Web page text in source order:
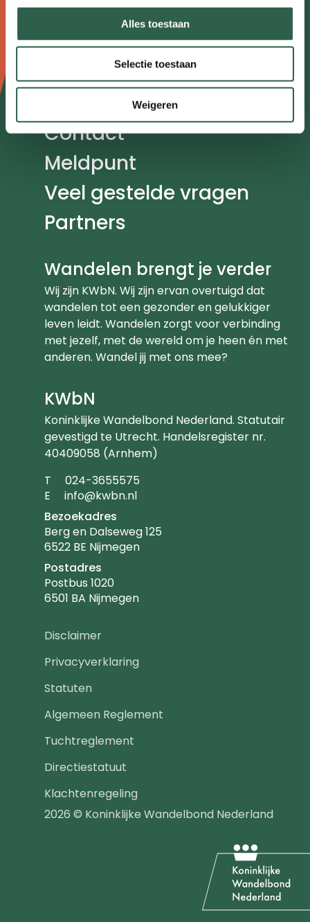
Alles toestaan
Selectie toestaan
Weigeren
Nieuws
Agenda
Kennisplein
Contact
Meldpunt
Veel gestelde vragen
Partners
Wandelen brengt je verder
Wij zijn KWbN. Wij zijn ervan overtuigd dat
wandelen tot een gezonder en gelukkiger
leven leidt. Wandelen zorgt voor verbinding
met jezelf, met de wereld om je heen én met
anderen. Wandel jij met ons mee?
KWbN
Koninklijke Wandelbond Nederland. Statutair
gevestigd te Utrecht. Handelsregister nr.
40409058 (Arnhem)
T Telefoonnummer
024-3655575
E Emailadres
info@kwbn.nl
Bezoekadres
Berg en Dalseweg 125
6522 BE Nijmegen
Postadres
Postbus 1020
6501 BA Nijmegen
2026 © Koninklijke Wandelbond Nederland
Footer
navigatie
Disclaimer
Privacyverklaring
Statuten
Algemeen Reglement
Tuchtreglement
Directiestatuut
Klachtenregeling